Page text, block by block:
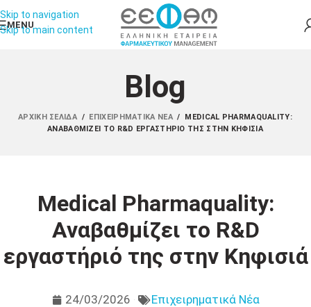
Skip to navigation
Skip to main content
MENU
Blog
ΑΡΧΙΚΉ ΣΕΛΊΔΑ / ΕΠΙΧΕΙΡΗΜΑΤΙΚΆ ΝΈΑ /
MEDICAL PHARMAQUALITY:
ΑΝΑΒΑΘΜΊΖΕΙ ΤΟ R&D ΕΡΓΑΣΤΉΡΙΌ ΤΗΣ ΣΤΗΝ ΚΗΦΙΣΙΆ
Medical Pharmaquality:
Αναβαθμίζει το R&D
εργαστήριό της στην Κηφισιά
24/03/2026 Επιχειρηματικά Νέα